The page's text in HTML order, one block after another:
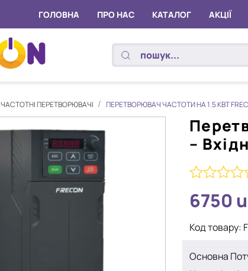
ГОЛОВНА ПРО НАС КАТАЛОГ АКЦІЇ
ЧАСТОТНІ ПЕРЕТВОРЮВАЧІ ПЕРЕТВОРЮВАЧ ЧАСТОТИ НА 1.5 КВТ
–
0
з
6750
Код товару:
Основна